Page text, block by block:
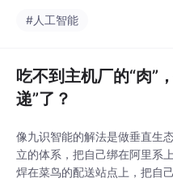
比一个强，这些也不是从PR
#人工智能
吃不到主机厂的“肉”
递”了？
像九识智能的解法是做垂直生
立的体系，把自己绑在阿里
焊在菜鸟的配送站点上，把自